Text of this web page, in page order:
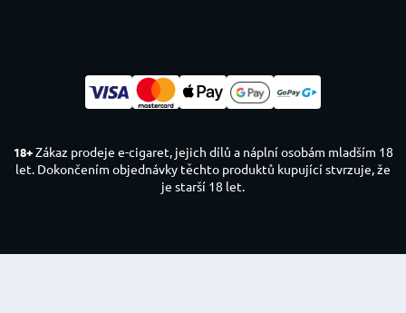
18+Zákaz prodeje e-cigaret, jejich dílů a náplní osobám mladším 18
let. Dokončením objednávky těchto produktů kupující stvrzuje, že
je starší 18 let.